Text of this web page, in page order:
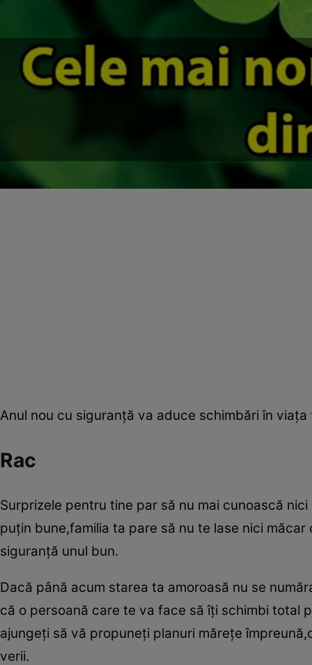
Anul nou cu siguranţă va aduce schimbări în
Rac
Surprizele pentru tine par să nu mai cunoască
puţin bune,familia ta pare să nu te lase nici
siguranţă unul bun.
Dacă până acum starea ta amoroasă nu se
că o persoană care te va face să îţi schimbi total
ajungeţi să vă propuneţi planuri măreţe
verii.